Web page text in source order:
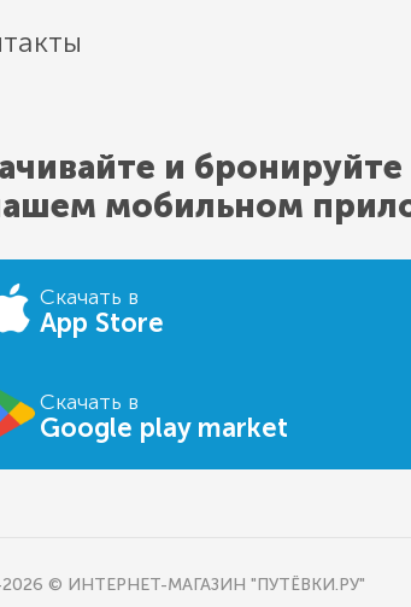
и
мобильном
Скачать в
App Store
Скачать в
Google play market
© ИНТЕРНЕТ-МАГАЗИН "ПУТЁВКИ.РУ"